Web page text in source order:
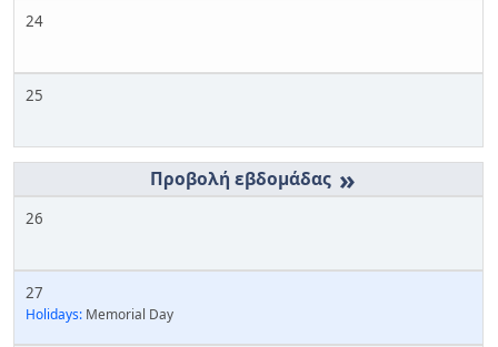
24
25
»
26
27
Holidays: Memorial Day